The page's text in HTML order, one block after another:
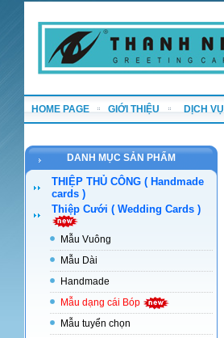
HOME PAGE GIỚI THIỆU DỊCH VỤ
DANH MỤC SẢN PHẨM
THIỆP THỦ CÔNG ( Handmade
cards )
Thiệp Cưới ( Wedding Cards )
Mẫu Vuông
Mẫu Dài
Handmade
Mẫu dạng cái Bóp
Mẫu tuyển chọn